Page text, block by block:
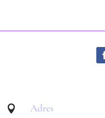
 Adres